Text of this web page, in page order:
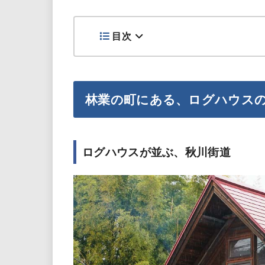
目次
林業の町にある、ログハウス
ログハウスが並ぶ、秋川街道